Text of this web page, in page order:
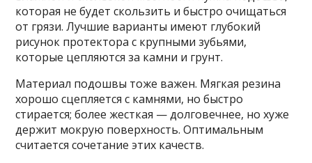
которая не будет скользить и быстро очищаться
от грязи. Лучшие варианты имеют глубокий
рисунок протектора с крупными зубьями,
которые цепляются за камни и грунт.
Материал подошвы тоже важен. Мягкая резина
хорошо сцепляется с камнями, но быстро
стирается; более жесткая — долговечнее, но хуже
держит мокрую поверхность. Оптимальным
считается сочетание этих качеств.